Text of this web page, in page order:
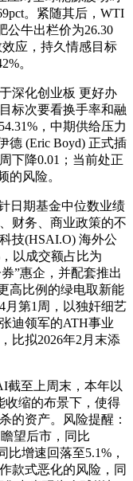
。紧随其后，WTI
公牛出栏价为26.30
应，持久情感目标
。
深化创业板 更好办
标次要看换手率和融
，中期供给压力
德 (Eric Boyd) 正式插
下降0.01；当前处正
的风险。
期基金中位数业绩
财务、商业政策的不
技(HSAI.O) 海外公
以成交额占比为
”惠企，并配套推出
高比例的绿电取新能
月第1周，以独奸细艺
迪领军的ATH事业
比拟2026年2月末添
至上周末，本年以
收缩的布景下，使得
的资产。风险提醒：
望后市，同比
比增速回落至5.1%，
款式恶化的风险，同